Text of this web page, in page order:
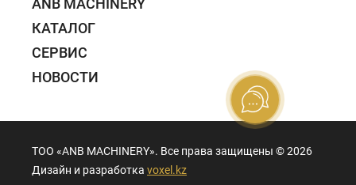
ANB MACHINERY
КАТАЛОГ
СЕРВИС
НОВОСТИ
ТОО «ANB MACHINERY». Все права защищены ©️ 2026
Дизайн и разработка voxel.kz